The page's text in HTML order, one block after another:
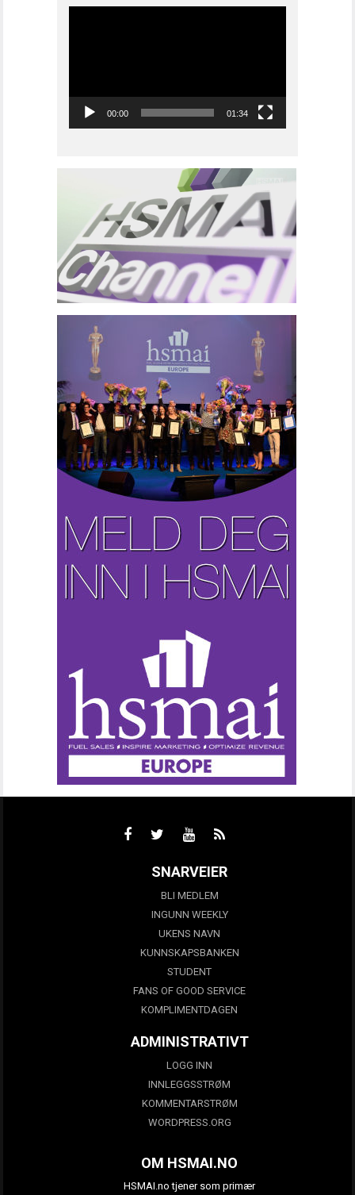
00:00 01:34
SNARVEIER
BLI MEDLEM
INGUNN WEEKLY
UKENS NAVN
KUNNSKAPSBANKEN
STUDENT
FANS OF GOOD SERVICE
KOMPLIMENTDAGEN
ADMINISTRATIVT
LOGG INN
INNLEGGSSTRØM
KOMMENTARSTRØM
WORDPRESS.ORG
OM HSMAI.NO
HSMAI.no tjener som primær